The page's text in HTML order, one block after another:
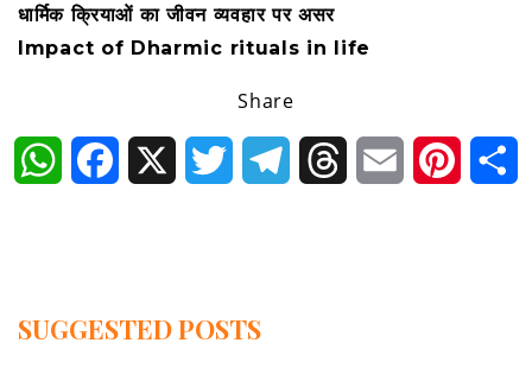
धार्मिक क्रियाओं का जीवन व्यवहार पर असर
Impact of Dharmic rituals in life
Share
WhatsAppFacebook Twitter TelegramThreadsEmail
SUGGESTED POSTS